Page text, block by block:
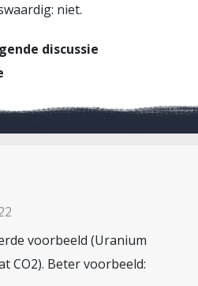
niet.
discussie
voorbeeld (Uranium
CO2). Beter voorbeeld: